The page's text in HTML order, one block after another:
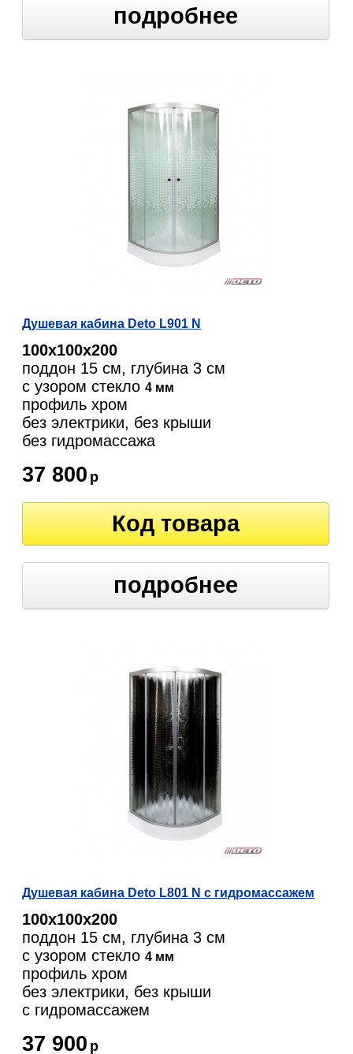
подробнее
Душевая кабина Deto L901 N
100х100х200
поддон 15 см, глубина 3 см
с узором стекло4 мм
профиль хром
без электрики, без крыши
без гидромассажа
37 800 р
Код товара
подробнее
Душевая кабина Deto L801 N с гидромассажем
100х100х200
поддон 15 см, глубина 3 см
с узором стекло4 мм
профиль хром
без электрики, без крыши
c гидромассажем
37 900 р